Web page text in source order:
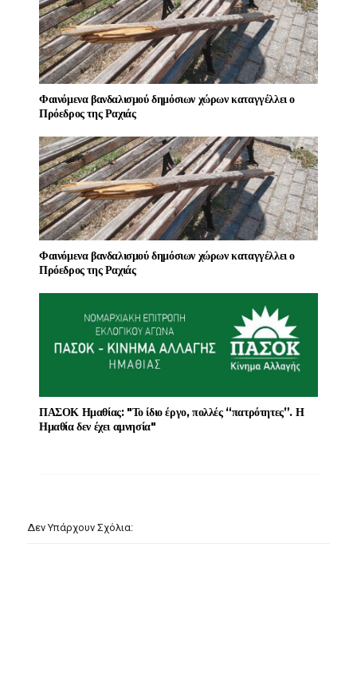
Φαινόμενα βανδαλισμού δημόσιων χώρων καταγγέλλει ο
Πρόεδρος της Ραχιάς
Φαινόμενα βανδαλισμού δημόσιων χώρων καταγγέλλει ο
Πρόεδρος της Ραχιάς
ΠΑΣΟΚ Ημαθίας: "Το ίδιο έργο, πολλές “πατρότητες”. Η
Ημαθία δεν έχει αμνησία"
Δεν Υπάρχουν Σχόλια: